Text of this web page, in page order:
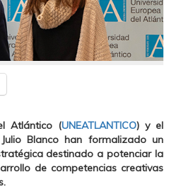
Atlántico (UNEATLANTICO) y el
Blanco han formalizado un
destinado a potenciar la
de competencias creativas